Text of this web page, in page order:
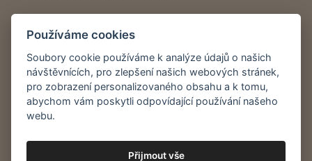
+420 774 913 777
asociace@streetwork.cz
Nastavení cookies
Restartshop.cz
Pracenaulici.cz
Používáme cookies
Soubory cookie používáme k analýze údajů o našich
návštěvnících, pro zlepšení našich webových stránek,
pro zobrazení personalizovaného obsahu a k tomu,
abychom vám poskytli odpovídající používání našeho
webu.
Přijmout vše